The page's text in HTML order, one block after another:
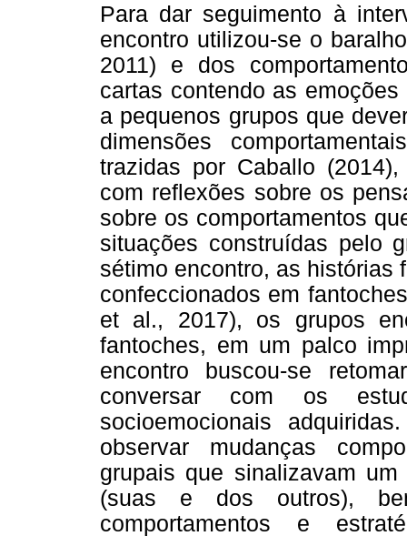
Para dar seguimento à
encontro utilizou-se o
2011) e dos
cartas contendo as
a pequenos grupos que
dimensões
trazidas por Caballo
com reflexões sobre os
sobre os comportamentos
situações construídas pelo
sétimo encontro, as histórias
confeccionados em
et al., 2017), os grupos
fantoches, em um palco
encontro buscou-se
conversar com os
socioemocionais
observar mudanças
grupais que sinalizavam
(suas e dos outros),
comportamentos e